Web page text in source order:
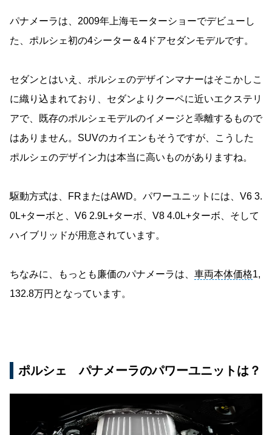
パナメーラは、2009年上海モーターショーでデビューし
た、ポルシェ初の4シーター＆4ドアセダンモデルです。
セダンとはいえ、ポルシェのデザインマナーはそこかしこ
に織り込まれており、セダンよりクーペに近いエクステリ
アで、既存のポルシェモデルのイメージと乖離するもので
はありません。SUVのカイエンもそうですが、こうした
ポルシェのデザイン力は本当に高いものがありますね。
駆動方式は、FRまたはAWD。パワーユニットには、V6 3.
0L+ターボと、V6 2.9L+ターボ、V8 4.0L+ターボ、そして
ハイブリッドが用意されています。
ちなみに、もっとも廉価のパナメーラは、 車両本体価格1,
132.8万円となっています。
ポルシェ パナメーラのパワーユニットは？